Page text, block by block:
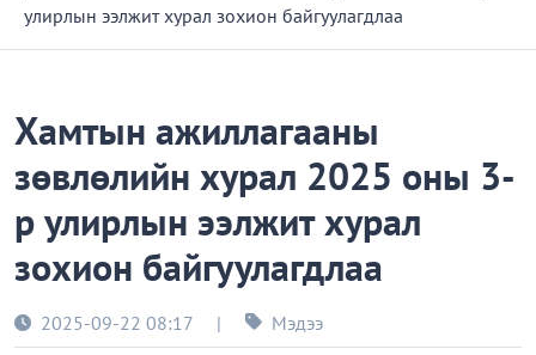
улирлын ээлжит хурал зохион байгуулагдлаа
Хамтын ажиллагааны
зөвлөлийн хурал 2025 оны 3-
р улирлын ээлжит хурал
зохион байгуулагдлаа
2025-09-22 08:17 | Мэдээ